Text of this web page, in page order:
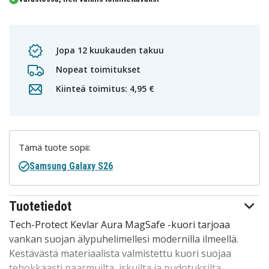
Jopa 12 kuukauden takuu
Nopeat toimitukset
Kiinteä toimitus: 4,95 €
Tuotetiedot
Tech-Protect Kevlar Aura MagSafe -kuori tarjoaa
vankan suojan älypuhelimellesi modernilla ilmeellä.
Kestävästä materiaalista valmistettu kuori suojaa
Tämä tuote sopii:
Samsung Galaxy S26